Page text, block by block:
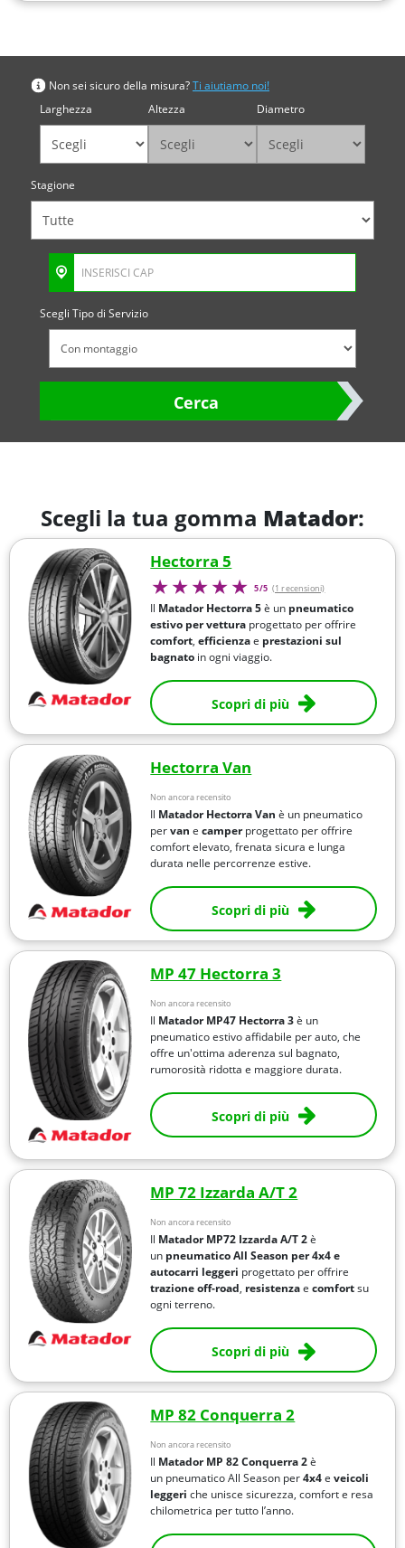
Non sei sicuro della misura?Ti aiutiamo noi!
Larghezza
Altezza Diametro
Stagione
Scegli Tipo di Servizio
Cerca
Scegli la tua gomma Matador:
Hectorra 5
5/5 (1 recensioni)
Il Matador Hectorra 5è un pneumatico
estivo per vettura progettato per offrire
comfort,efficienzae prestazioni sul
bagnato in ogni viaggio.
Scopri di più
Hectorra Van
Non ancora recensito
Il Matador Hectorra Van è un pneumatico
pervanecamperprogettato per offrire
comfort elevato, frenata sicura e lunga
durata nelle percorrenze estive.
Scopri di più
MP 47 Hectorra 3
Non ancora recensito
Il MatadorMP47 Hectorra 3è un
pneumatico estivo affidabile per auto, che
offre un'ottima aderenza sul bagnato,
rumorosità ridotta e maggiore durata.
Scopri di più
MP 72 Izzarda A/T 2
Non ancora recensito
Il Matador MP72 Izzarda A/T 2è
un pneumatico All Season per 4x4 e
autocarri leggeri progettato per offrire
trazione off-road, resistenzaecomfortsu
ogni terreno.
Scopri di più
MP 82 Conquerra 2
Non ancora recensito
Il Matador MP 82 Conquerra 2è
un pneumatico All Season per4x4eveicoli
leggeri che unisce sicurezza, comfort e resa
chilometrica per tutto l’anno.